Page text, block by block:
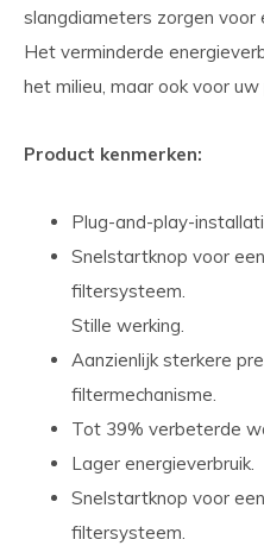
slangdiameters zorgen
Het verminderde
het milieu, maar ook voor
Product kenmerken:
Plug-and-play-
Snelstartknop voor
filtersysteem.
Stille werking.
Aanzienlijk sterkere
filtermechanisme.
Tot 39% verbeterde
Lager energieverbruik.
Snelstartknop voor
filtersysteem.